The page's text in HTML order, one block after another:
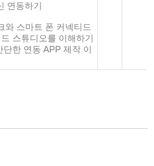
연동하기
와 스마트 폰 커넥티드
스튜디오를 이해하기
단한 연동 APP 제작 이